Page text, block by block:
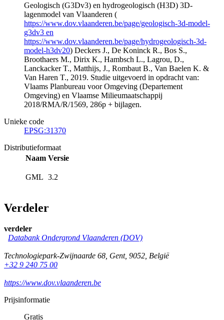
Geologisch (G3Dv3) en hydrogeologisch (H3D) 3D-
lagenmodel van Vlaanderen (
https://www.dov.vlaanderen.be/page/geologisch-3d-model-
g3dv3 en
https://www.dov.vlaanderen.be/page/hydrogeologisch-3d-
model-h3dv20) Deckers J., De Koninck R., Bos S.,
Broothaers M., Dirix K., Hambsch L., Lagrou, D.,
Lanckacker T., Matthijs, J., Rombaut B., Van Baelen K. &
Van Haren T., 2019. Studie uitgevoerd in opdracht van:
Vlaams Planbureau voor Omgeving (Departement
Omgeving) en Vlaamse Milieumaatschappij
2018/RMA/R/1569, 286p + bijlagen.
Unieke code
EPSG:31370
Distributieformaat
Naam Versie
GML 3.2
Verdeler
verdeler
Databank Ondergrond Vlaanderen (DOV)
Technologiepark-Zwijnaarde 68, Gent, 9052, België
+32 9 240 75 00
https://www.dov.vlaanderen.be
Prijsinformatie
Gratis